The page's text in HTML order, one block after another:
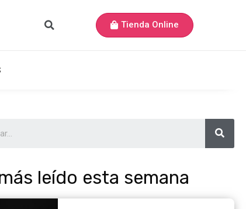
Tienda Online
leído esta semana